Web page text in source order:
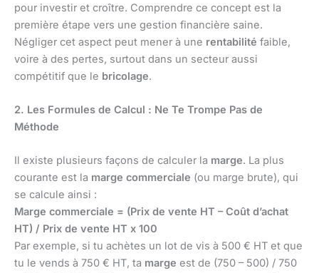
pour investir et croître. Comprendre ce concept est la
première étape vers une gestion financière saine.
Négliger cet aspect peut mener à une rentabilité faible,
voire à des pertes, surtout dans un secteur aussi
compétitif que le bricolage.
2. Les Formules de Calcul : Ne Te Trompe Pas de
Méthode
Il existe plusieurs façons de calculer la marge. La plus
courante est la marge commerciale (ou marge brute), qui
se calcule ainsi :
Marge commerciale = (Prix de vente HT – Coût d’achat
HT) / Prix de vente HT x 100
Par exemple, si tu achètes un lot de vis à 500 € HT et que
tu le vends à 750 € HT, ta marge est de (750 – 500) / 750